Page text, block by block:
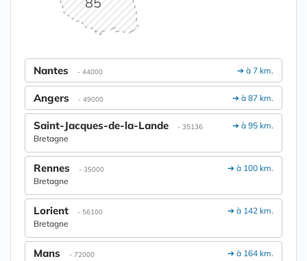
➔ à 7 km.
Nantes - 44000
➔ à 87 km.
Angers - 49000
➔ à 95 km.
Saint-Jacques-de-la-Lande - 35136
Bretagne
➔ à 100 km.
Rennes - 35000
Bretagne
➔ à 142 km.
Lorient - 56100
Bretagne
➔ à 164 km.
Mans - 72000